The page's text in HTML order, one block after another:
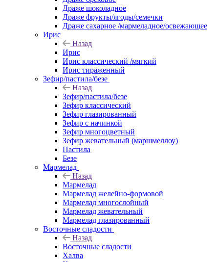
Драже шоколадное
Драже фрукты/ягоды/семечки
Драже сахарное /мармеладное/освежающее
Ирис
Назад
Ирис
Ирис классический /мягкий
Ирис тираженный
Зефир/пастила/безе
Назад
Зефир/пастила/безе
Зефир классический
Зефир глазированный
Зефир с начинкой
Зефир многоцветный
Зефир жевательный (маршмеллоу)
Пастила
Безе
Мармелад
Назад
Мармелад
Мармелад желейно-формовой
Мармелад многослойный
Мармелад жевательный
Мармелад глазированный
Восточные сладости
Назад
Восточные сладости
Халва